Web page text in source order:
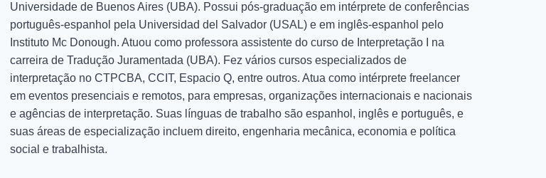
Universidade de Buenos Aires (UBA). Possui pós-graduação em intérprete de conferências
português-espanhol pela Universidad del Salvador (USAL) e em inglês-espanhol pelo
Instituto Mc Donough. Atuou como professora assistente do curso de Interpretação I na
carreira de Tradução Juramentada (UBA). Fez vários cursos especializados de
interpretação no CTPCBA, CCIT, Espacio Q, entre outros. Atua como intérprete freelancer
em eventos presenciais e remotos, para empresas, organizações internacionais e nacionais
e agências de interpretação. Suas línguas de trabalho são espanhol, inglês e português, e
suas áreas de especialização incluem direito, engenharia mecânica, economia e política
social e trabalhista.